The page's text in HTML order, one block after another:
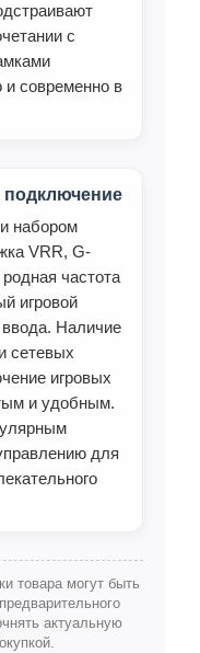
с
и современно в
набором
VRR, G-
частота
игровой
ввода. Наличие
сетевых
игровых
и удобным.
для
товара могут быть
актуальную